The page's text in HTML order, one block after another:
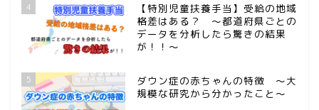
4
【特別児童扶養手当】受給の地域
格差はある？ 〜都道府県ごとの
データを分析したら驚きの結果
が！！〜
5
ダウン症の赤ちゃんの特徴 〜大
規模な研究から分かったこと〜